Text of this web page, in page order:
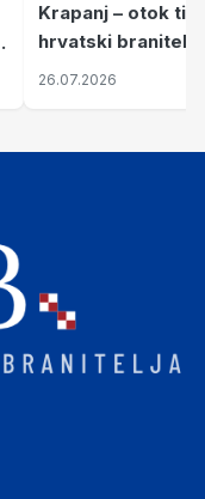
Krapanj – otok
hrvatski branitelji
pronalaze mir
26.07.2026